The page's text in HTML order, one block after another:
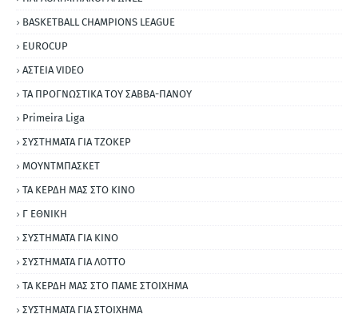
BASKETBALL CHAMPIONS LEAGUE
EUROCUP
ΑΣΤΕΙΑ VIDEO
ΤΑ ΠΡΟΓΝΩΣΤΙΚΑ ΤΟΥ ΣΑΒΒΑ-ΠΑΝΟΥ
Primeira Liga
ΣΥΣΤΗΜΑΤΑ ΓΙΑ ΤΖΟΚΕΡ
ΜΟΥΝΤΜΠΑΣΚΕΤ
ΤΑ ΚΕΡΔΗ ΜΑΣ ΣΤΟ ΚΙΝΟ
Γ ΕΘΝΙΚΗ
ΣΥΣΤΗΜΑΤΑ ΓΙΑ ΚΙΝΟ
ΣΥΣΤΗΜΑΤΑ ΓΙΑ ΛΟΤΤΟ
ΤΑ ΚΕΡΔΗ ΜΑΣ ΣΤΟ ΠΑΜΕ ΣΤΟΙΧΗΜΑ
ΣΥΣΤΗΜΑΤΑ ΓΙΑ ΣΤΟΙΧΗΜΑ